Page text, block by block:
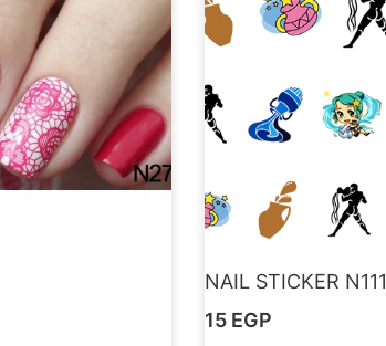
NAIL STICKER N111
15 EGP